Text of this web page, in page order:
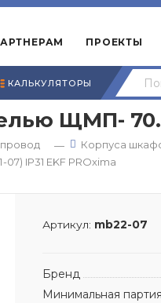
ПРОЕКТЫ
КАЛЬКУЛЯТОРЫ
ЩМП-
— Корпуса
IP31 EKF PROxima
Артикул: mb22-07
Бренд
Минимальная